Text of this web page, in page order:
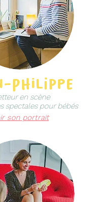
Philippe
en scène
spectales pour bébés
son portrait